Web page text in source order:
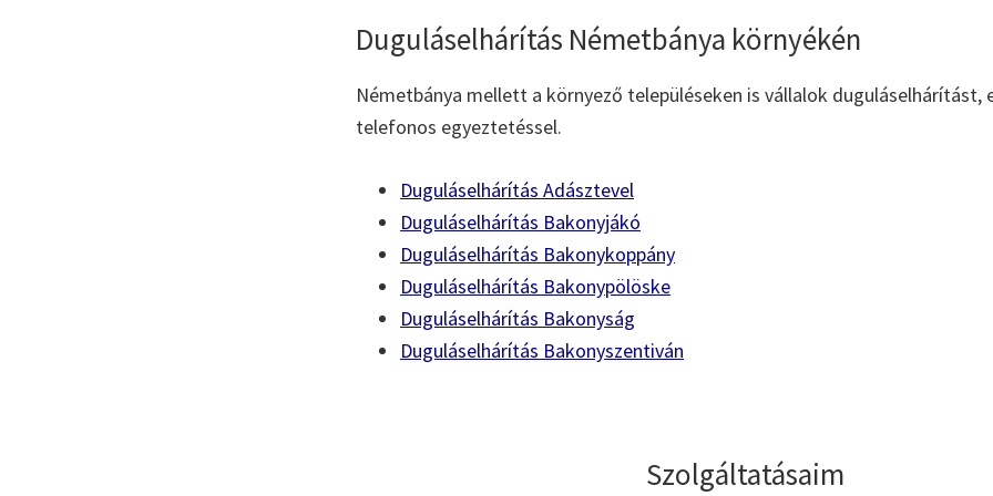
Duguláselhárítás Németbánya környékén
Németbánya mellett a környező településeken is vállalok duguláselhárítást,
telefonos egyeztetéssel.
Duguláselhárítás Adásztevel
Duguláselhárítás Bakonyjákó
Duguláselhárítás Bakonykoppány
Duguláselhárítás Bakonypölöske
Duguláselhárítás Bakonyság
Duguláselhárítás Bakonyszentiván
Szolgáltatásaim